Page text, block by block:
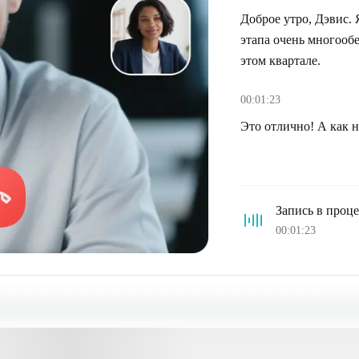
Доброе утро, Дэвис.
этапа очень
этом квартале.
00:01:23
Это отлично! А как
Запись в
00:01:23